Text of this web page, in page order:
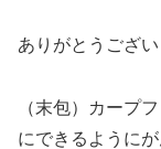
ありがとうござ
（末包）カープ
にできるように